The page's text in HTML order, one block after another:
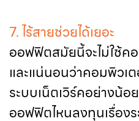
7. ไร้สายช่วยได้เยอะ
ออฟฟิตสมัยนี้จะไม่ใช้ค
และแน่นอนว่าคอมพิวเ
ระบบเน็ตเวิร์คอย่างน้
ออฟฟิตไหนลงทุนเรื่องร